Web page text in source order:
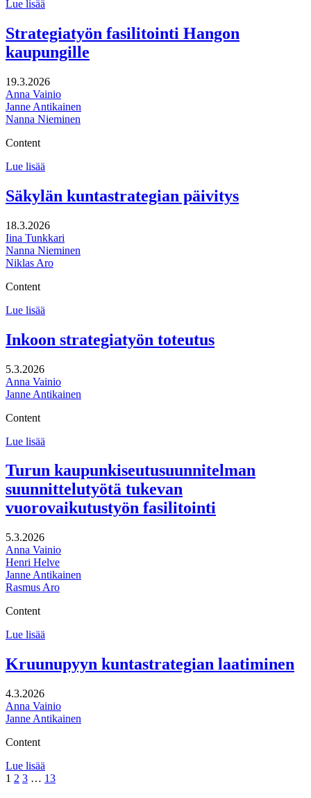
Lue lisää
päivittäminen
Strategiatyön fasilitointi Hangon
kaupungille
19.3.2026
Anna Vainio
Janne Antikainen
Nanna Nieminen
Content
Lue lisää
Hangon
kaupungille
Säkylän kuntastrategian päivitys
18.3.2026
Iina Tunkkari
Nanna Nieminen
Niklas Aro
Content
Lue lisää
päivitys
Inkoon strategiatyön toteutus
5.3.2026
Anna Vainio
Janne Antikainen
Content
Lue lisää
toteutus
Turun kaupunkiseutusuunnitelman
suunnittelutyötä tukevan
vuorovaikutustyön fasilitointi
5.3.2026
Anna Vainio
Henri Helve
Janne Antikainen
Rasmus Aro
Content
Lue lisää
suunnittelutyötä
tukevan
Kruunupyyn kuntastrategian laatiminen
4.3.2026
Anna Vainio
Janne Antikainen
Content
Lue lisää
kuntastrategian
Page
1 Page
2 Page
3 … Page
13